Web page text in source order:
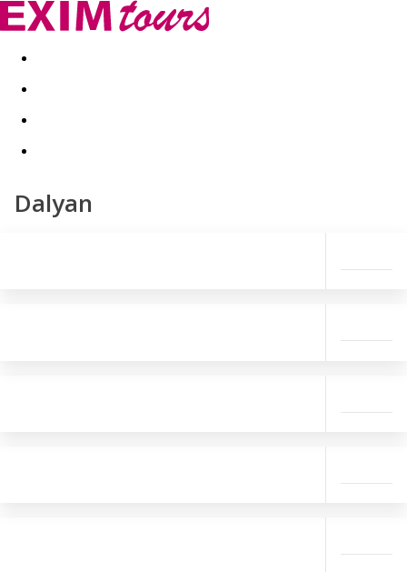
Akční nabídky Last minute
Dalyan